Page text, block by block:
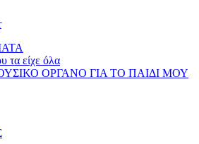
τα είχε όλα
ΟΡΓΑΝΟ ΓΙΑ ΤΟ ΠΑΙΔΙ ΜΟΥ